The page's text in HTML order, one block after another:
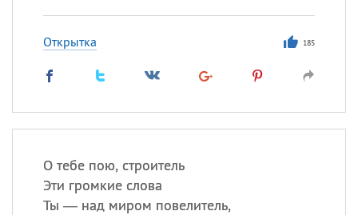
Открытка 185
О тебе пою, строитель
Эти громкие слова
Ты — над миром повелитель,